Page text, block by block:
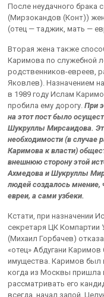
После неудачного брака
(Мирзокандов (Конт))
(отец — таджик, мать —
Вторая жена также
Каримова по служебной
родственников-евреев,
Яковлев). Назначением
в 1989 году Ислам
пробила ему дорогу.При
на этот пост было
Шукруллы Мирсаидова.
необходимости (в случае
Каримова к власти)
внешнюю сторону этой
Ахмедова и Шукруллы
людей создалось мнение,
евреи, а сами узбеки.
Кстати, при назначении
секретаря ЦК Компартии
(Михаил Горбачев)
«отец» Абдугани
имущества. Каримов был
когда из Москвы пришла
рассматривать его
всегда, начал запой.